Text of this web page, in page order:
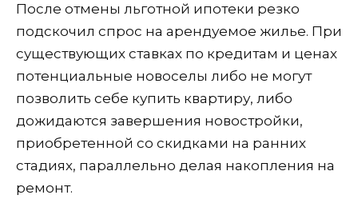
После отмены льготной ипотеки резко
подскочил спрос на арендуемое жилье. При
существующих ставках по кредитам и ценах
потенциальные новоселы либо не могут
позволить себе купить квартиру, либо
дожидаются завершения новостройки,
приобретенной со скидками на ранних
стадиях, параллельно делая накопления на
ремонт.